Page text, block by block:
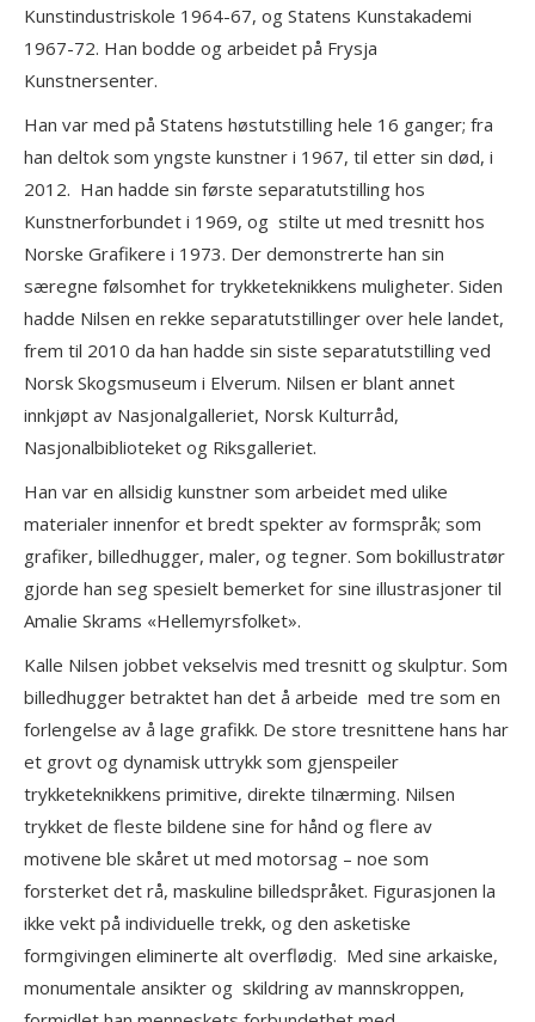
Kunstindustriskole 1964-67, og Statens Kunstakademi
1967-72. Han bodde og arbeidet på Frysja
Kunstnersenter.
Han var med på Statens høstutstilling hele 16 ganger; fra
han deltok som yngste kunstner i 1967, til etter sin død, i
2012. Han hadde sin første separatutstilling hos
Kunstnerforbundet i 1969, og stilte ut med tresnitt hos
Norske Grafikere i 1973. Der demonstrerte han sin
særegne følsomhet for trykketeknikkens muligheter. Siden
hadde Nilsen en rekke separatutstillinger over hele landet,
frem til 2010 da han hadde sin siste separatutstilling ved
Norsk Skogsmuseum i Elverum. Nilsen er blant annet
innkjøpt av Nasjonalgalleriet, Norsk Kulturråd,
Nasjonalbiblioteket og Riksgalleriet.
Han var en allsidig kunstner som arbeidet med ulike
materialer innenfor et bredt spekter av formspråk; som
grafiker, billedhugger, maler, og tegner. Som bokillustratør
gjorde han seg spesielt bemerket for sine illustrasjoner til
Amalie Skrams «Hellemyrsfolket».
Kalle Nilsen jobbet vekselvis med tresnitt og skulptur. Som
billedhugger betraktet han det å arbeide med tre som en
forlengelse av å lage grafikk. De store tresnittene hans har
et grovt og dynamisk uttrykk som gjenspeiler
trykketeknikkens primitive, direkte tilnærming. Nilsen
trykket de fleste bildene sine for hånd og flere av
motivene ble skåret ut med motorsag – noe som
forsterket det rå, maskuline billedspråket. Figurasjonen la
ikke vekt på individuelle trekk, og den asketiske
formgivingen eliminerte alt overflødig. Med sine arkaiske,
monumentale ansikter og skildring av mannskroppen,